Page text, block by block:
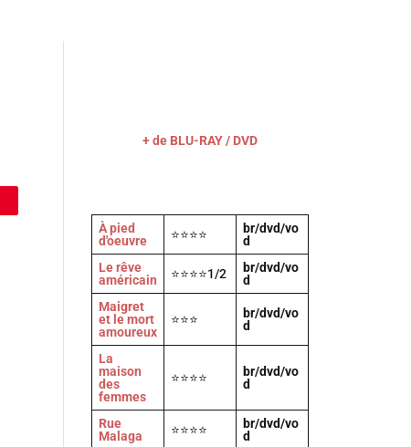
+ de BLU-RAY / DVD
À pied
d'oeuvre
⭐⭐⭐⭐
br/dvd/vo
d
Le rêve
américain
⭐⭐⭐⭐1/2
br/dvd/vo
d
Maigret
et le mort
amoureux
⭐⭐⭐
br/dvd/vo
d
La
maison
des
femmes
⭐⭐⭐⭐
br/dvd/vo
d
Rue
Malaga
⭐⭐⭐⭐
br/dvd/vo
d